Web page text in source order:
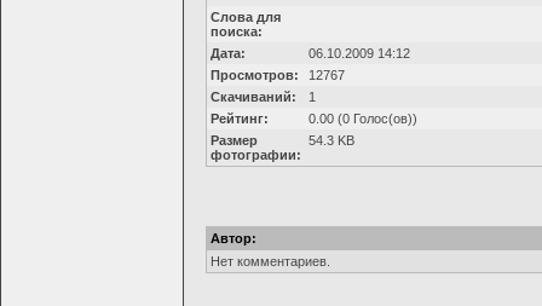
Слова для
поиска:
Дата:
06.10.2009 14:12
Просмотров:
12767
Скачиваний:
1
Рейтинг:
0.00 (0 Голос(ов))
Размер
фотографии:
54.3 KB
Автор:
Нет комментариев.